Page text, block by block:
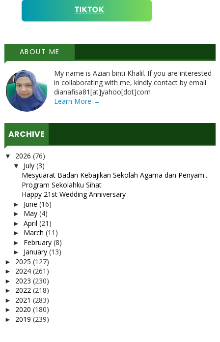
ABOUT ME
My name is Azian binti Khalil. If you are interested
in collaborating with me, kindly contact by email
dianafisa81[at]yahoo[dot]com
Learn More →
ARCHIVE
▼ 2026 (76)
▼ July (3)
Mesyuarat Badan Kebajikan Sekolah Agama dan Penyam...
Program Sekolahku Sihat
Happy 21st Wedding Anniversary
► June (16)
► May (4)
► April (21)
► March (11)
► February (8)
► January (13)
► 2025 (127)
► 2024 (261)
► 2023 (230)
► 2022 (218)
► 2021 (283)
► 2020 (180)
► 2019 (239)